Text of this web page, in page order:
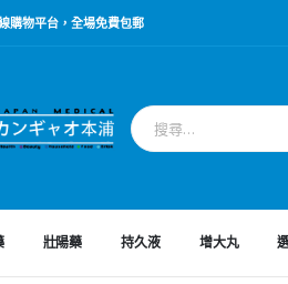
購物平台，全場免費包郵
壯陽藥 持久液 增大丸